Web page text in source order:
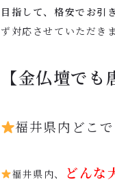
目指して、格安でお引
ず対応させていただき
【金仏壇でも
福井県内どこで
福井県内、 どんな